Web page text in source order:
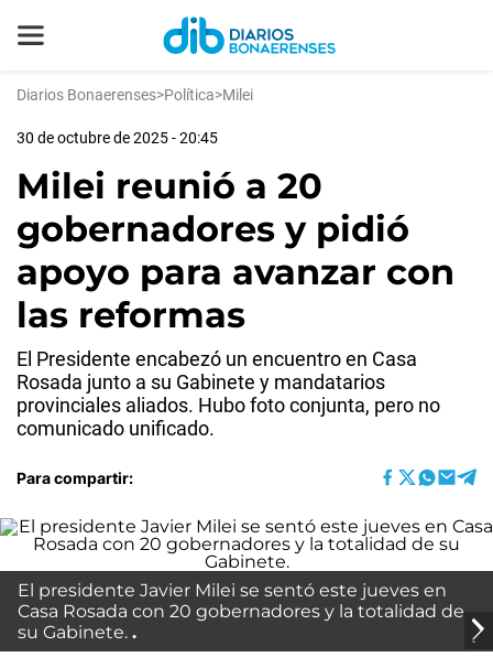
Diarios Bonaerenses>Política>Milei
30 de octubre de 2025 - 20:45
Milei reunió a 20
gobernadores y pidió
apoyo para avanzar con
las reformas
El Presidente encabezó un encuentro en Casa
Rosada junto a su Gabinete y mandatarios
provinciales aliados. Hubo foto conjunta, pero no
comunicado unificado.
Para compartir:
El presidente Javier Milei se sentó este jueves en
Casa Rosada con 20 gobernadores y la totalidad de
su Gabinete.